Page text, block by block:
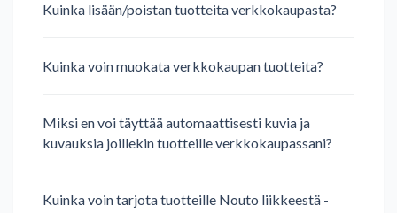
Kuinka lisään/poistan tuotteita verkkokaupasta?
Kuinka voin muokata verkkokaupan tuotteita?
Miksi en voi täyttää automaattisesti kuvia ja
kuvauksia joillekin tuotteille verkkokaupassani?
Kuinka voin tarjota tuotteille Nouto liikkeestä -